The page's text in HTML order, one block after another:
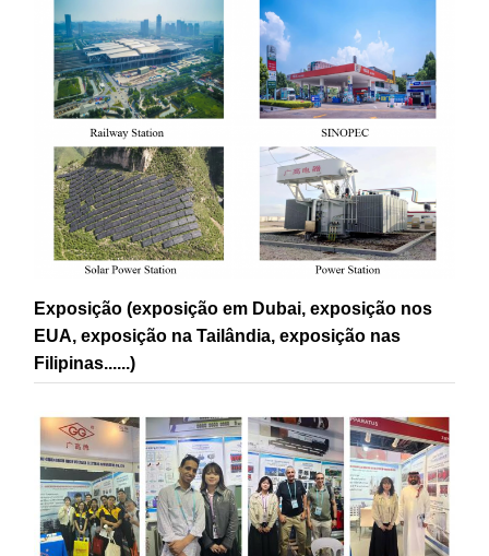
Exposição (exposição em Dubai, exposição nos
EUA, exposição na Tailândia, exposição nas
Filipinas......)